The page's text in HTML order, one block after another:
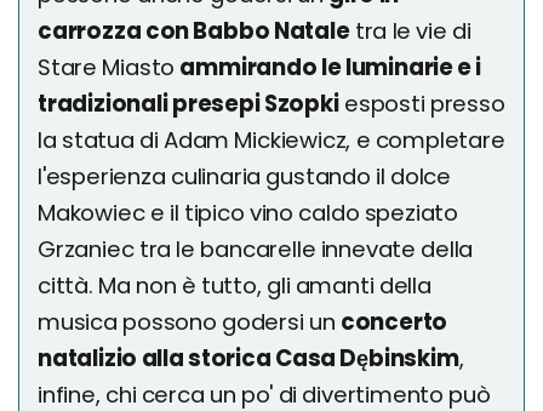
carrozza con Babbo Nataletra le vie di
Stare Miasto ammirando le luminarie e i
tradizionali presepi Szopkiesposti presso
la statua di Adam Mickiewicz, e completare
l'esperienza culinaria gustando il dolce
Makowiec e il tipico vino caldo speziato
Grzaniec tra le bancarelle innevate della
città. Ma non è tutto, gli amanti della
musica possono godersi un concerto
natalizio alla storica Casa Dębinskim,
infine, chi cerca un po' di divertimento può